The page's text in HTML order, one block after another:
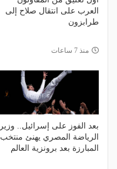
العرب على انتقال صلاح إلى
طرابزون
منذ 7 ساعات
بعد الفوز على إسرائيل.. وزير
الرياضة المصري يهنئ منتخب
المبارزة بعد برونزية العالم